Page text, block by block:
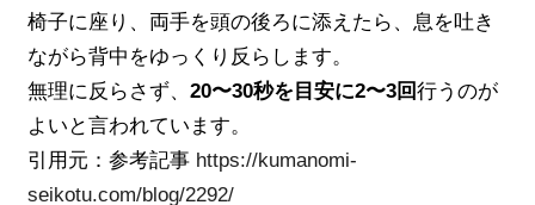
椅子に座り、両手を頭の後ろに添えたら、息を吐き
ながら背中をゆっくり反らします。
無理に反らさず、 20〜30秒を目安に2〜3回行うのが
よいと言われています。
引用元：参考記事 https://kumanomi-
seikotu.com/blog/2292/